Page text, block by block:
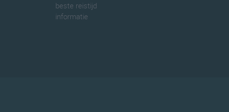
beste reistijd
informatie